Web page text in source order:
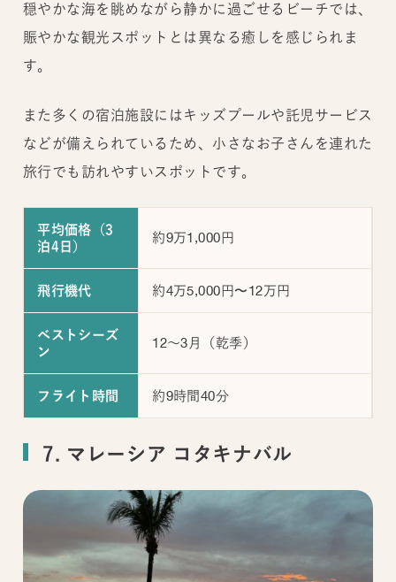
穏やかな海を眺めながら静かに過ごせるビーチでは、
賑やかな観光スポットとは異なる癒しを感じられま
す。
また多くの宿泊施設にはキッズプールや託児サービス
などが備えられているため、小さなお子さんを連れた
旅行でも訪れやすいスポットです。
平均価格（3
泊4日）
約9万1,000円
飛行機代 約4万5,000円〜12万円
ベストシーズ
ン
12～3月（乾季）
フライト時間 約9時間40分
7. マレーシア コタキナバル